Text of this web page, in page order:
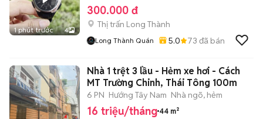
1 phút trước 4
300.000 đ
Thị trấn Long Thành
Long Thành Quán 5.0 73 đã bán
Nhà 1 trệt 3 lầu - Hẻm xe hơi - Cách
MT Trường Chinh, Thái Tông 100m
6 PN Hướng Tây Nam Nhà ngõ, hẻm
16 triệu/tháng 44 m²